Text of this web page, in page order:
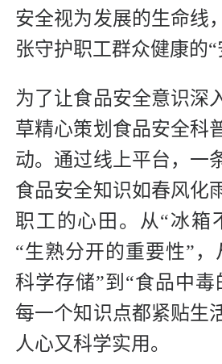
安全视为发展的生命线
张守护职工群众健康的“
为了让食品安全意识深
草精心策划食品安全科
动。通过线上平台，一
食品安全知识如春风化
职工的心田。从“冰箱
“生熟分开的重要性”，
科学存储”到“食品中毒
每一个知识点都紧贴生
人心又科学实用。